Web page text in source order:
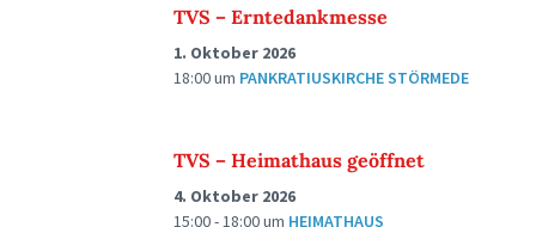
TVS – Erntedankmesse
1. Oktober 2026
18:00um PANKRATIUSKIRCHE STÖRMEDE
TVS – Heimathaus geöffnet
4. Oktober 2026
15:00 - 18:00um HEIMATHAUS